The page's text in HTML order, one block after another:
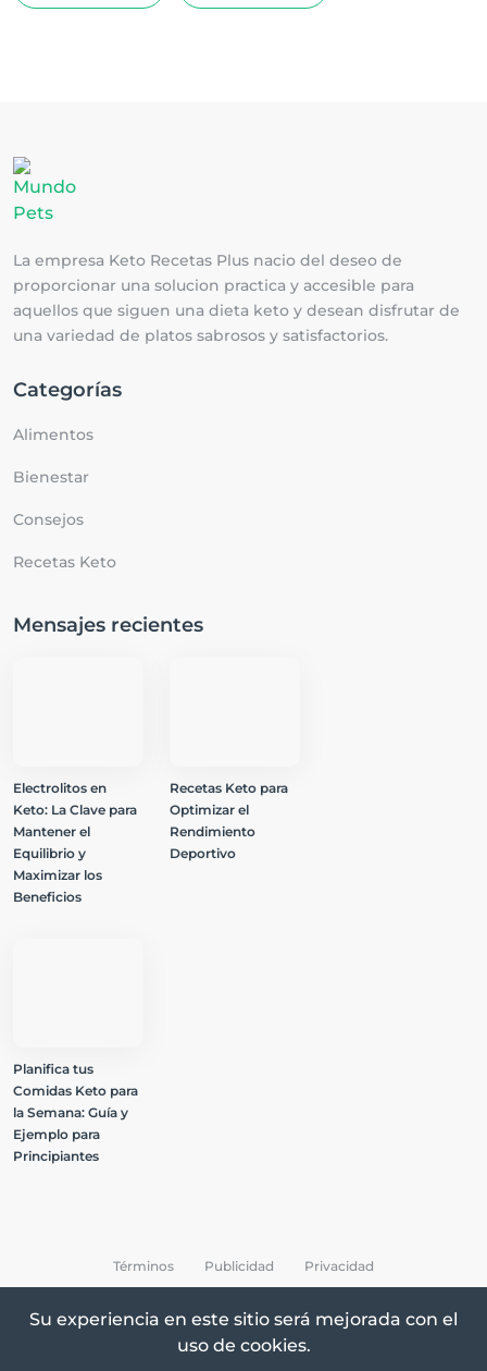
La empresa Keto Recetas Plus nacio del deseo de
proporcionar una solucion practica y accesible para
aquellos que siguen una dieta keto y desean disfrutar de
una variedad de platos sabrosos y satisfactorios.
Categorías
Alimentos
Bienestar
Consejos
Recetas Keto
Mensajes recientes
Electrolitos en
Keto: La Clave para
Mantener el
Equilibrio y
Maximizar los
Beneficios
Recetas Keto para
Optimizar el
Rendimiento
Deportivo
Planifica tus
Comidas Keto para
la Semana: Guía y
Ejemplo para
Principiantes
All Rights Reserved © 2026 Keto Recetas
Términos Publicidad Privacidad
Su experiencia en este sitio será mejorada con el
uso de cookies.